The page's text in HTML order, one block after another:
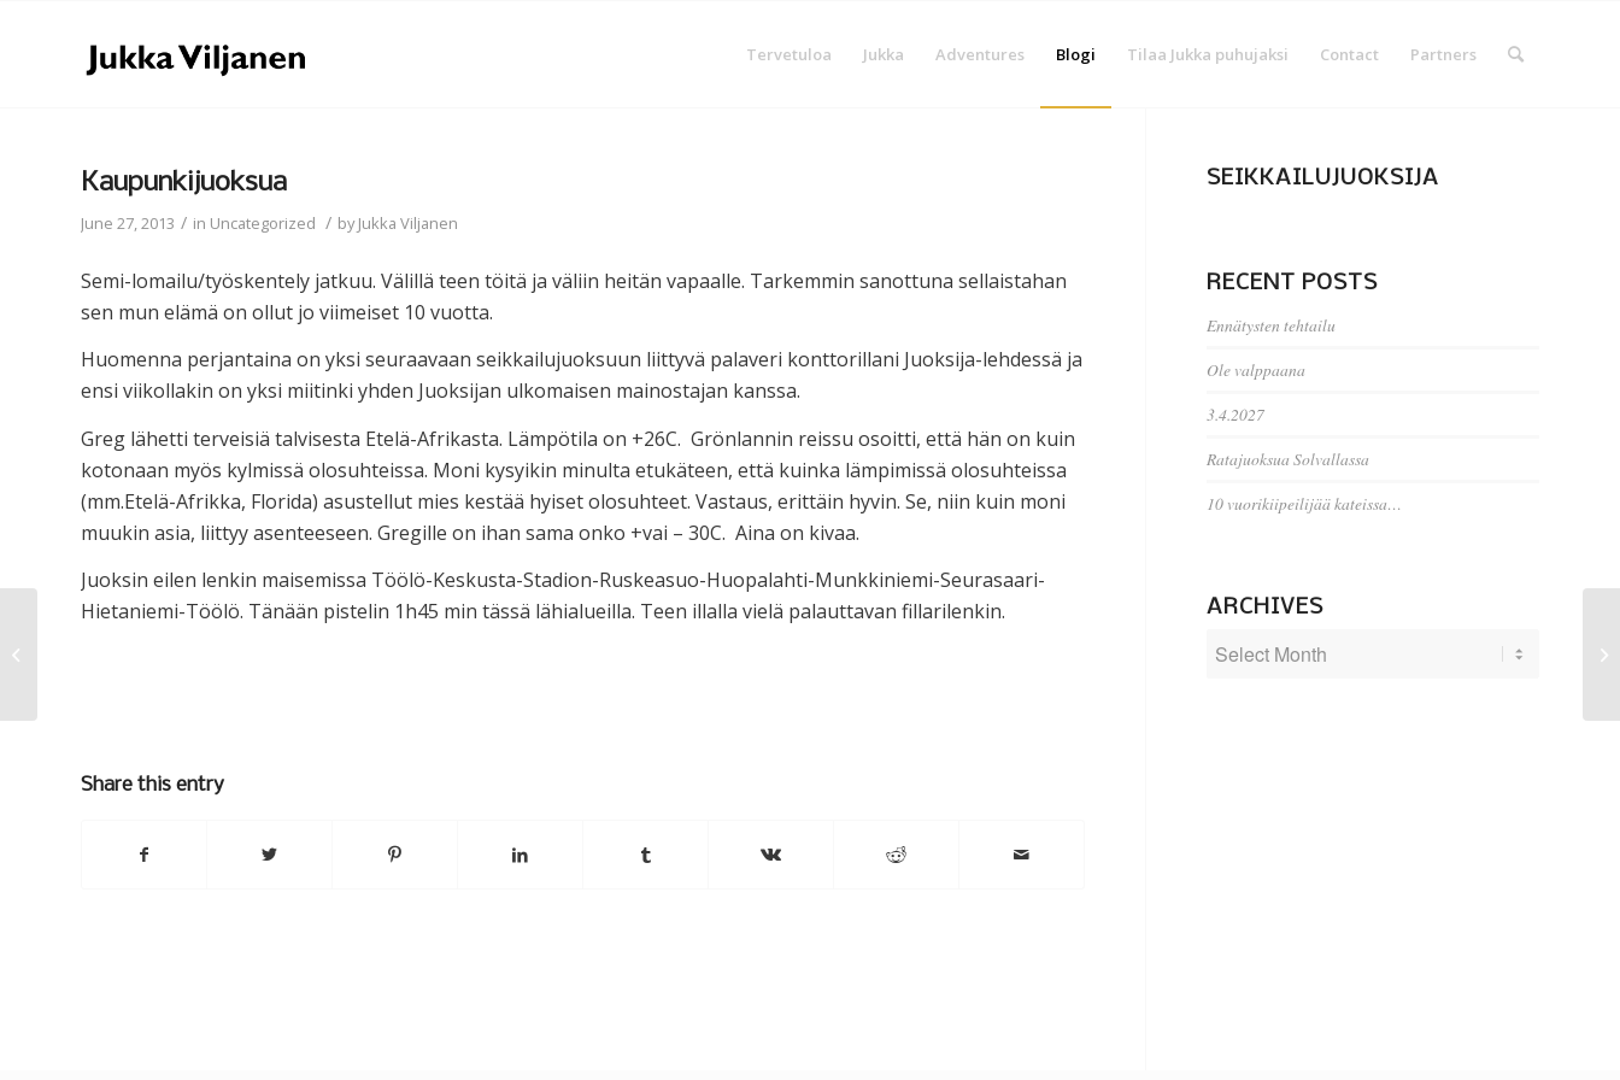
Tervetuloa Jukka Adventures Blogi Tilaa Jukka puhujaksi Contact Partners
Kaupunkijuoksua
June 27, 2013 / in Uncategorized / byJukka Viljanen
Semi-lomailu/työskentely jatkuu. Välillä teen töitä ja väliin heitän vapaalle. Tarkemmin sanottuna sellaistahan
sen mun elämä on ollut jo viimeiset 10 vuotta.
Huomenna perjantaina on yksi seuraavaan seikkailujuoksuun liittyvä palaveri konttorillani Juoksija-lehdessä ja
ensi viikollakin on yksi miitinki yhden Juoksijan ulkomaisen mainostajan kanssa.
Greg lähetti terveisiä talvisesta Etelä-Afrikasta. Lämpötila on +26C. Grönlannin reissu osoitti, että hän on kuin
kotonaan myös kylmissä olosuhteissa. Moni kysyikin minulta etukäteen, että kuinka lämpimissä olosuhteissa
(mm.Etelä-Afrikka, Florida) asustellut mies kestää hyiset olosuhteet. Vastaus, erittäin hyvin. Se, niin kuin moni
muukin asia, liittyy asenteeseen. Gregille on ihan sama onko +vai – 30C. Aina on kivaa.
Juoksin eilen lenkin maisemissa Töölö-Keskusta-Stadion-Ruskeasuo-Huopalahti-Munkkiniemi-Seurasaari-
Hietaniemi-Töölö. Tänään pistelin 1h45 min tässä lähialueilla. Teen illalla vielä palauttavan fillarilenkin.
Share this entry
SEIKKAILUJUOKSIJA
RECENT POSTS
Ennätysten tehtailu
Ole valppaana
3.4.2027
Ratajuoksua Solvallassa
10 vuorikiipeilijää kateissa…
ARCHIVES